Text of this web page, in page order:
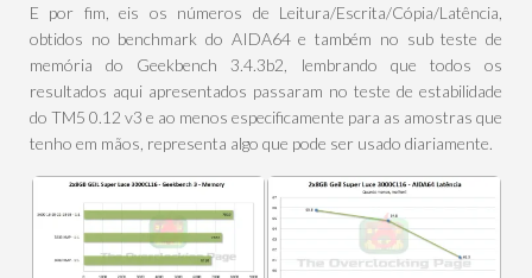
E por fim, eis os números de Leitura/Escrita/Cópia/Latência,
obtidos no benchmark do AIDA64 e também no sub teste de
memória do Geekbench 3.4.3b2, lembrando que todos os
resultados aqui apresentados passaram no teste de estabilidade
do TM5 0.12 v3 e ao menos especificamente para as amostras que
tenho em mãos, representa algo que pode ser usado diariamente.